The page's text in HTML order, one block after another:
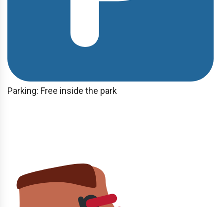
Parking: Free inside the park